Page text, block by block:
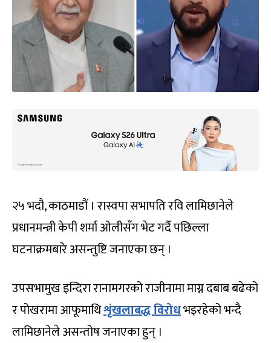
२५ भदौ, काठमाडौं । रास्वपा सभापति रवि लामिछानेले
प्रधानमन्त्री केपी शर्मा ओलीसँग भेट गर्दै पछिल्ला
घटनाक्रमबारे असन्तुष्टि जनाएका छन् ।
उपसभामुख इन्दिरा रानामगरको राजीनामा माग्न दबाब बढेको
र पोखरामा आफूमाथिशृंखलाबद्ध विरोधभइरहेको भन्दै
लामिछानेले असन्तोष जनाएका हुन् ।